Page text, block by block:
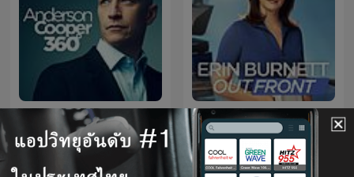
Anderson Cooper 360 Erin Burnett OutFront